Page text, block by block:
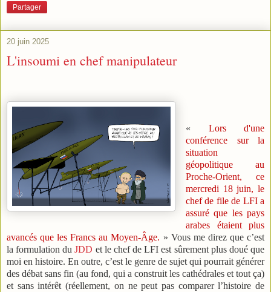
Partager
20 juin 2025
L'insoumi en chef manipulateur
« Lors d'une
conférence sur la
situation
géopolitique au
Proche-Orient, ce
mercredi 18 juin, le
chef de file de LFI a
assuré que les pays
arabes étaient plus
avancés que les Francs au Moyen-Âge. » Vous me direz que c’est
la formulation duJDD et le chef de LFI est sûrement plus doué que
moi en histoire. En outre, c’est le genre de sujet qui pourrait générer
des débat sans fin (au fond, qui a construit les cathédrales et tout ça)
et sans intérêt (réellement, on ne peut pas comparer l’histoire de